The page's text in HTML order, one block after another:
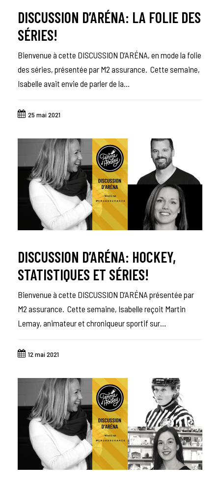
DISCUSSION D’ARÉNA: LA FOLIE DES
SÉRIES!
Bienvenue à cette DISCUSSION D’ARÉNA, en mode la folie
des séries, présentée par M2 assurance. Cette semaine,
Isabelle avait envie de parler de la…
25 mai 2021
DISCUSSION D’ARÉNA: HOCKEY,
STATISTIQUES ET SÉRIES!
Bienvenue à cette DISCUSSION D’ARÉNA présentée par
M2 assurance. Cette semaine, Isabelle reçoit Martin
Lemay, animateur et chroniqueur sportif sur…
12 mai 2021